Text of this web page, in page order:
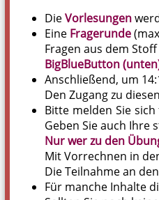
DieVorlesungen
Eine Fragerunde
Fragen aus dem
BigBlueButton
Anschließend, um
Den Zugang zu
Bitte melden Sie
Geben Sie auch Ihre
Nur wer zu den
Mit Vorrechnen in
Die Teilnahme an
Für manche Inhalte